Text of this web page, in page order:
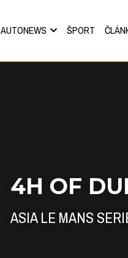
AUTONEWS ŠPORT
4H OF
ASIA LE MANS